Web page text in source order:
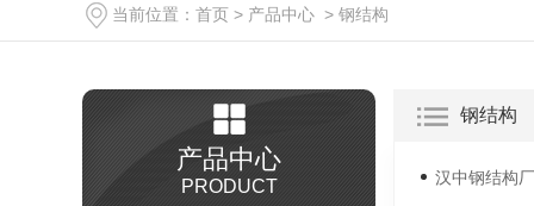
当前位置： 首页 > 产品中心 > 钢结构
产品中心
PRODUCT
钢结构
汉中钢结构